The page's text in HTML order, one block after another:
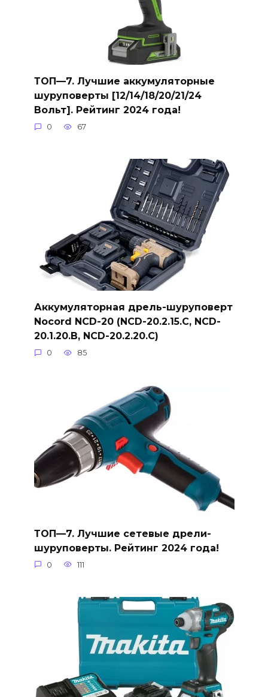
ТОП—7. Лучшие аккумуляторные
шуруповерты [12/14/18/20/21/24
Вольт]. Рейтинг 2024 года!
0 67
Аккумуляторная дрель-шуруповерт
Nocord NCD-20 (NCD-20.2.15.C, NCD-
20.1.20.B, NCD-20.2.20.C)
0 85
ТОП—7. Лучшие сетевые дрели-
шуруповерты. Рейтинг 2024 года!
0 111